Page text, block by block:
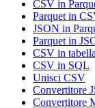
CSV in
Parquet in
JSON in
Parquet in
CSV in
CSV in SQL
Unisci CSV
Convertitore
Convertitore